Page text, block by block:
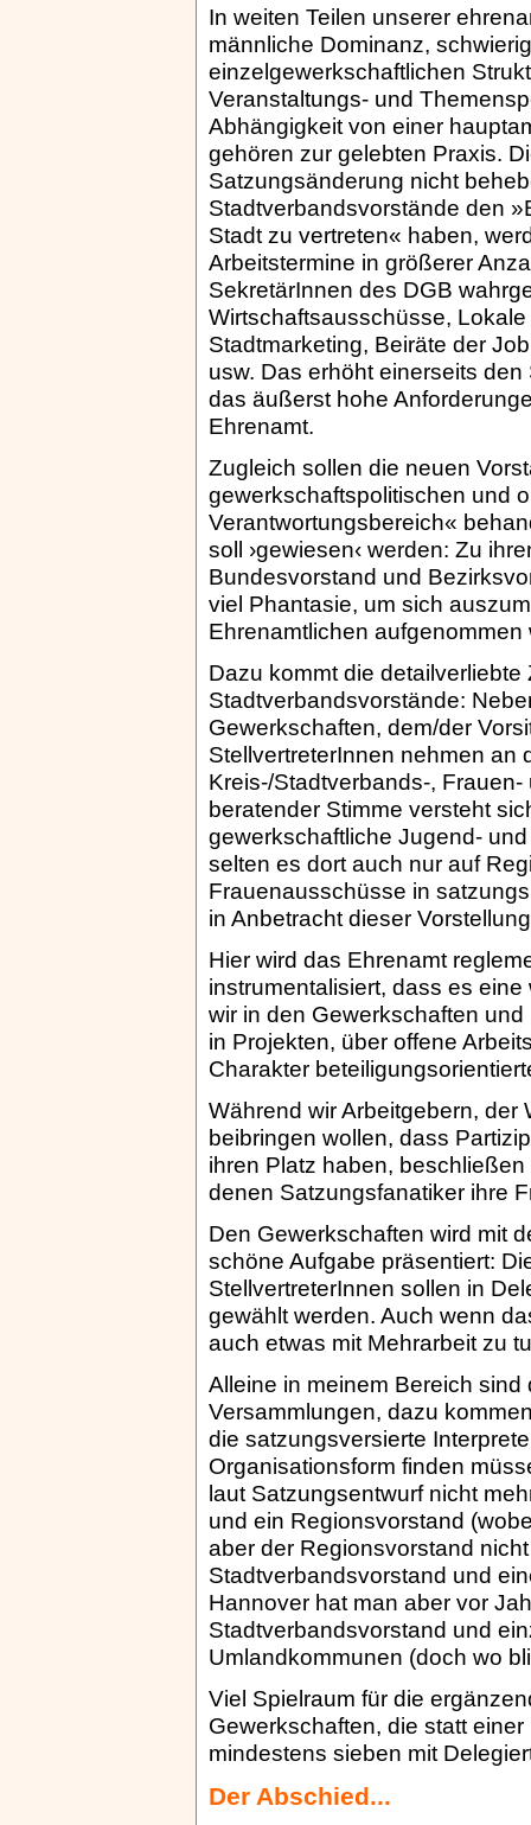
In weiten Teilen unserer
männliche Dominanz,
einzelgewerkschaftlichen
Veranstaltungs- und
Abhängigkeit von einer
gehören zur gelebten Praxis.
Satzungsänderung nicht
Stadtverbandsvorstände den
Stadt zu vertreten« haben,
Arbeitstermine in größerer
SekretärInnen des DGB
Wirtschaftsausschüsse,
Stadtmarketing, Beiräte der
usw. Das erhöht einerseits
das äußerst hohe
Ehrenamt.
Zugleich sollen die neuen
gewerkschaftspolitischen und
Verantwortungsbereich«
soll ›gewiesen‹ werden: Zu
Bundesvorstand und
viel Phantasie, um sich
Ehrenamtlichen aufgenommen
Dazu kommt die
Stadtverbandsvorstände:
Gewerkschaften, dem/der
StellvertreterInnen nehmen an
Kreis-/Stadtverbands-,
beratender Stimme versteht
gewerkschaftliche Jugend-
selten es dort auch nur auf
Frauenausschüsse in
in Anbetracht dieser
Hier wird das Ehrenamt
instrumentalisiert, dass es
wir in den Gewerkschaften
in Projekten, über offene
Charakter
Während wir Arbeitgebern, der
beibringen wollen, dass
ihren Platz haben,
denen Satzungsfanatiker ihre
Den Gewerkschaften wird mit
schöne Aufgabe präsentiert:
StellvertreterInnen sollen in
gewählt werden. Auch wenn
auch etwas mit Mehrarbeit zu
Alleine in meinem Bereich
Versammlungen, dazu
die satzungsversierte
Organisationsform finden
laut Satzungsentwurf nicht
und ein Regionsvorstand
aber der Regionsvorstand
Stadtverbandsvorstand und
Hannover hat man aber vor
Stadtverbandsvorstand und
Umlandkommunen (doch wo
Viel Spielraum für die
Gewerkschaften, die statt
mindestens sieben mit
Der Abschied...